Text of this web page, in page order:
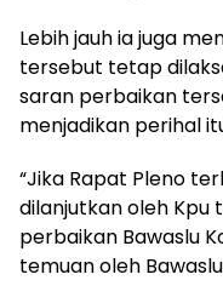
Lebih jauh ia juga
tersebut tetap
saran perbaikan
menjadikan perihal
“Jika Rapat Pleno
dilanjutkan oleh Kpu
perbaikan Bawaslu
temuan oleh